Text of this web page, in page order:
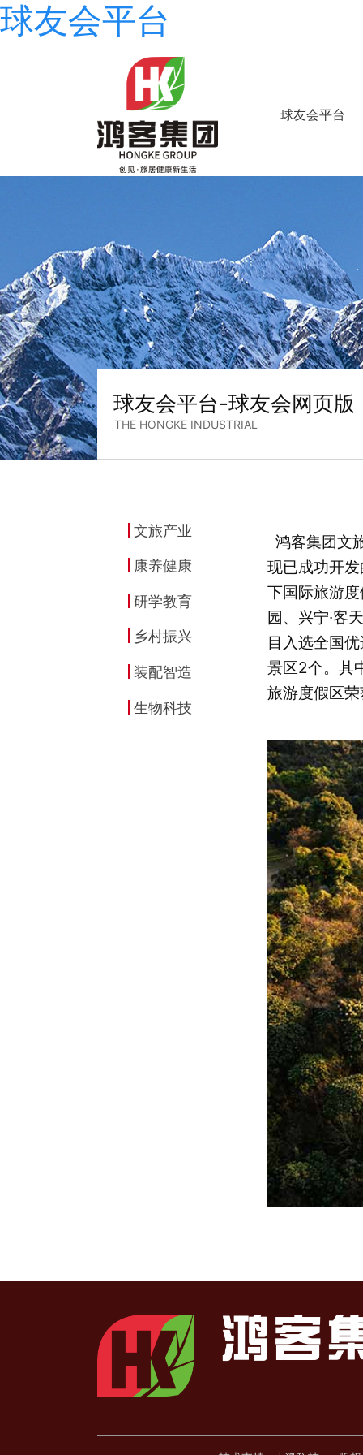
球友会平台
球友会平台
球友会平台-球友会网页版
THE HONGKE INDUSTRIAL
文旅产业
康养健康
研学教育
乡村振兴
装配智造
生物科技
鸿客集团文
现已成功开
下国际旅游
园、兴宁·客
目入选全国
景区2个。其
旅游度假区